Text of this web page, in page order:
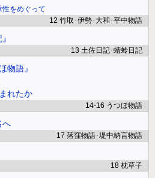
性をめぐって
12 竹取･伊勢･大和･平中物語
13 土佐日記･蜻蛉日記
物語』
れたか
14-16 うつほ物語
へ
17 落窪物語･堤中納言物語
18 枕草子